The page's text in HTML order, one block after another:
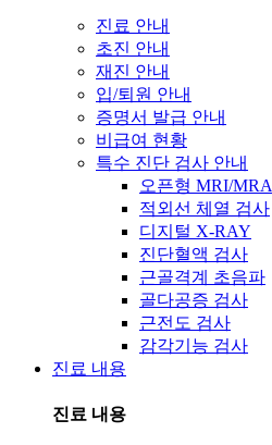
진료 안내
초진 안내
재진 안내
입/퇴원 안내
증명서 발급 안내
비급여 현황
특수 진단 검사 안내
오픈형 MRI/MRA
적외선 체열 검사
디지털 X-RAY
진단혈액 검사
근골격계 초음파
골다공증 검사
근전도 검사
감각기능 검사
진료 내용
진료 내용